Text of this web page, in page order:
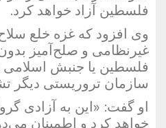
فلسطین آزاد خواهد کرد.
وی افزود که غزه خلع
غیرنظامی و صلح‌آمیز
فلسطین یا جنبش اسلامی
سازمان تروریستی دیگر
او گفت: «این به آزادی
خواهد کرد و اطمینان